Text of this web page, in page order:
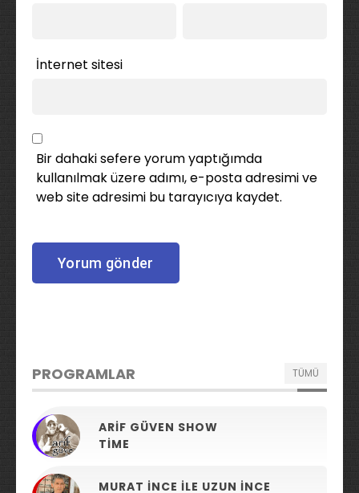
İnternet sitesi
Bir dahaki sefere yorum yaptığımda
kullanılmak üzere adımı, e-posta adresimi ve
web site adresimi bu tarayıcıya kaydet.
PROGRAMLAR TÜMÜ
ARIF GÜVEN SHOW
TIME
MURAT İNCE ILE UZUN İNCE